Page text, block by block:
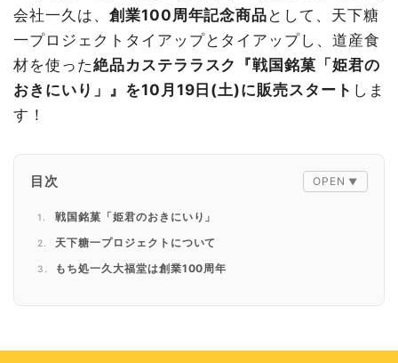
会社一久は、 創業100周年記念商品 として、天下糖
一プロジェクトタイアップとタイアップし、道産食
材を使った絶品カステララスク『戦国銘菓「姫君の
おきにいり」』を10月19日(土)に販売スタート しま
す！
目次
戦国銘菓「姫君のおきにいり」
天下糖一プロジェクトについて
もち処一久大福堂は創業100周年